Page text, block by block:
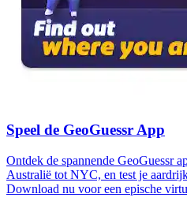
Speel de GeoGuessr App
Ontdek de spannende GeoGuessr
Australië tot NYC, en test je
Download nu voor een epische